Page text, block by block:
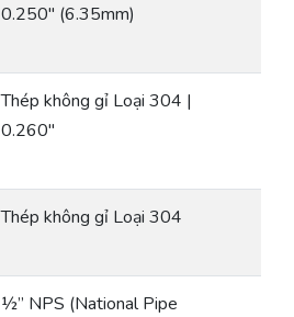
0.250″ (6.35mm)
Thép không gỉ Loại 304 |
0.260″
Thép không gỉ Loại 304
½” NPS (National Pipe